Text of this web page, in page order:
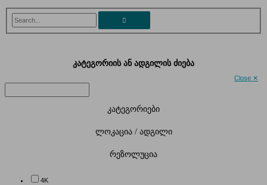
Search...
Close ✕
კატეგორიის ან ადგილის ძიება
კატეგორიები
ლოკაცია / ადგილი
რეზოლუცია
4K